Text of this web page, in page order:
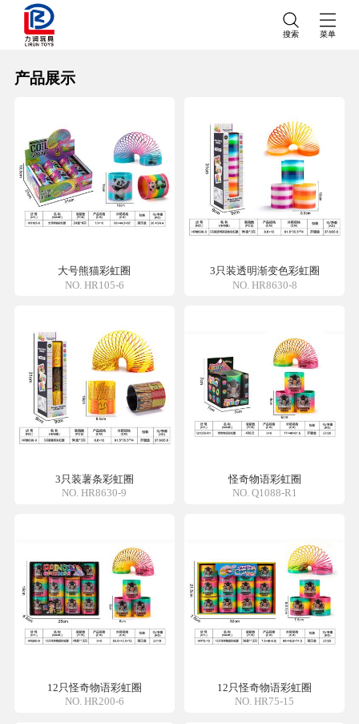
搜索 菜单
产品展示
大号熊猫彩虹圈
NO. HR105-6
3只装透明渐变色彩虹圈
NO. HR8630-8
3只装薯条彩虹圈
NO. HR8630-9
怪奇物语彩虹圈
NO. Q1088-R1
12只怪奇物语彩虹圈
NO. HR200-6
12只怪奇物语彩虹圈
NO. HR75-15